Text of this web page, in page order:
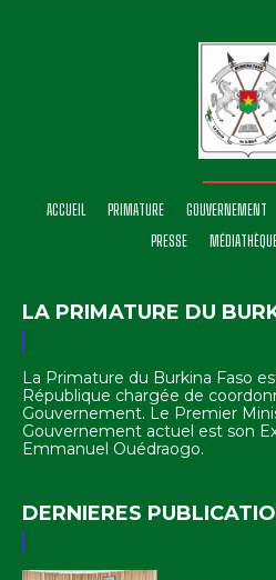
ACCUEIL PRIMATURE GOUVERNEMENT
PRESSE
LA PRIMATURE DU
La Primature du Burkina Faso
République chargée de
Gouvernement. Le Premier
Gouvernement actuel est son
Emmanuel Ouédraogo.
DERNIERES